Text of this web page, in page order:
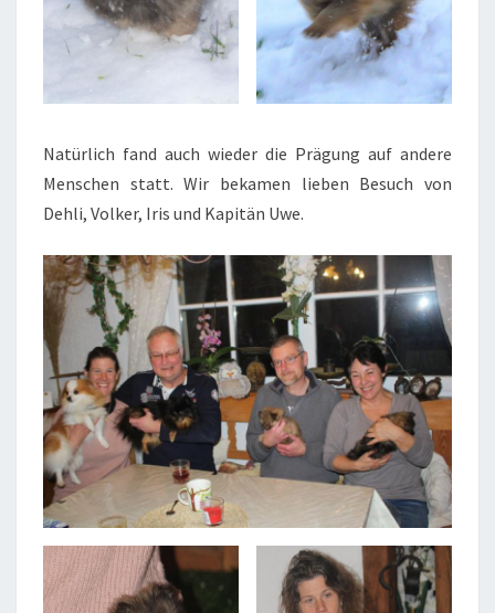
Natürlich fand auch wieder die Prägung auf andere
Menschen statt. Wir bekamen lieben Besuch von
Dehli, Volker, Iris und Kapitän Uwe.